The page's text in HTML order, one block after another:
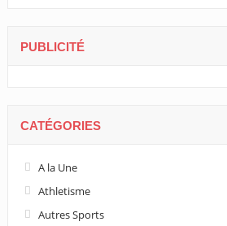
PUBLICITÉ
CATÉGORIES
A la Une
Athletisme
Autres Sports